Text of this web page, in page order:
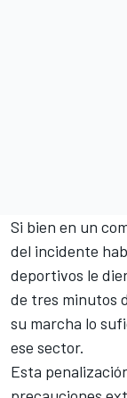
Si bien en un
del incidente
deportivos le
de tres minutos
su marcha lo
ese sector.
Esta